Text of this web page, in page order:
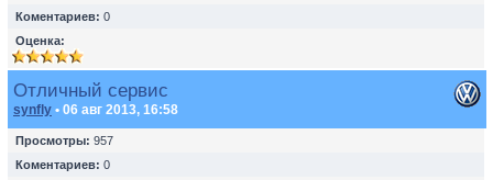
Коментариев: 0
Оценка:
Отличный сервис
synfly • 06 авг 2013, 16:58
Просмотры: 957
Коментариев: 0